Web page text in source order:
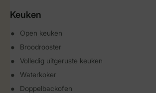
Keuken
Open keuken
Broodrooster
Volledig uitgeruste keuken
Waterkoker
Doppelbackofen